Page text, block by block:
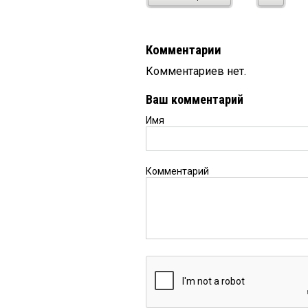
Комментарии
Комментариев нет.
Ваш комментарий
Имя
Комментарий